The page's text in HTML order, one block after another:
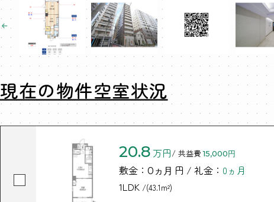
現在の物件空室状況
20.8 万円/ 共益費 15,000円
敷金： 0ヵ月 円 / 礼金： 0ヵ月
1LDK /(43.1m²)